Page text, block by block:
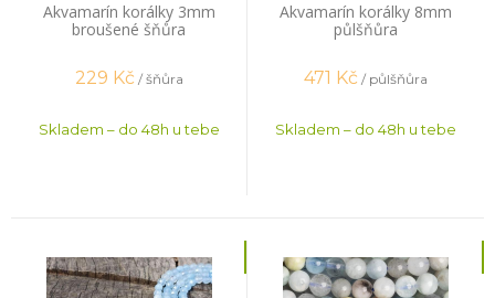
Akvamarín korálky 3mm
broušené šňůra
229 Kč / šňůra
Skladem – do 48h u tebe
Akvamarín korálky 8mm
půlšňůra
471 Kč / půlšňůra
Skladem – do 48h u tebe